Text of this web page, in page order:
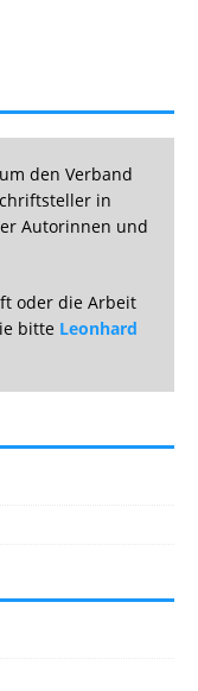
den Verband
in
Autorinnen und
oder die Arbeit
bitte Leonhard